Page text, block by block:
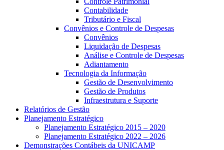
Contabilidade
Tributário e Fiscal
Convênios e Controle de Despesas
Convênios
Liquidação de Despesas
Análise e Controle de Despesas
Adiantamento
Tecnologia da Informação
Gestão de Desenvolvimento
Gestão de Produtos
Infraestrutura e Suporte
Relatórios de Gestão
Planejamento Estratégico
Planejamento Estratégico 2015 – 2020
Planejamento Estratégico 2022 – 2026
Demonstrações Contábeis da UNICAMP